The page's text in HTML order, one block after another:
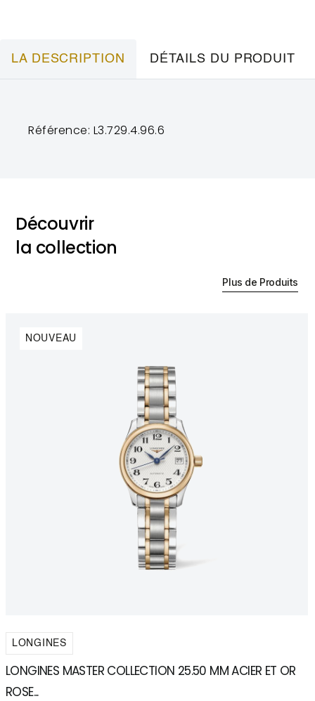
LA DESCRIPTION DÉTAILS DU PRODUIT
Référence: L3.729.4.96.6
Découvrir
la collection
Plus de Produits
LONGINES
LONGINES MASTER COLLECTION 25.50 MM ACIER ET OR
ROSE...
NOUVEAU